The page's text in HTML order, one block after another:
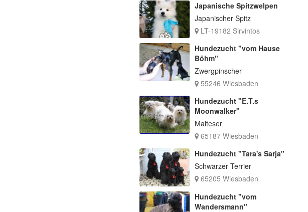
Japanische Spitzwelpen
Japanischer Spitz
LT-19182 Sirvintos
Hundezucht "vom Hause
Böhm"
Zwergpinscher
55246 Wiesbaden
Hundezucht "E.T.s
Moonwalker"
Malteser
65187 Wiesbaden
Hundezucht "Tara's Sarja"
Schwarzer Terrier
65205 Wiesbaden
Hundezucht "vom
Wandersmann"